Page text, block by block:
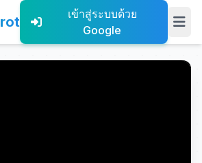
เข้าสู่ระบบด้วย
Google